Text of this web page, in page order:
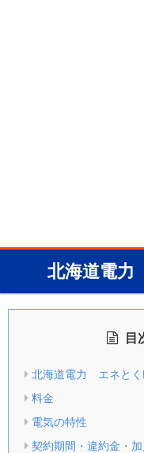
北海道電
目
北海道電力 エネとく
料金
電気の特性
契約期間・違約金・